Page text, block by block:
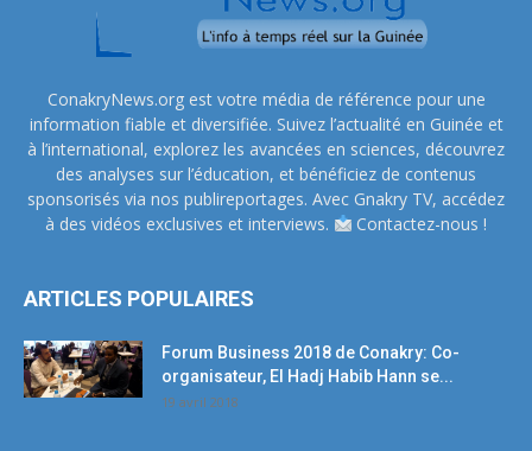
ConakryNews.org est votre média de référence pour une
information fiable et diversifiée. Suivez l’actualité en Guinée et
à l’international, explorez les avancées en sciences, découvrez
des analyses sur l’éducation, et bénéficiez de contenus
sponsorisés via nos publireportages. Avec Gnakry TV, accédez
à des vidéos exclusives et interviews.
Contactez-nous !
ARTICLES POPULAIRES
Forum Business 2018 de Conakry: Co-
organisateur, El Hadj Habib Hann se...
19 avril 2018